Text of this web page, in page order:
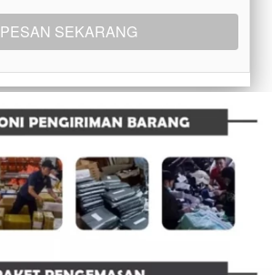
`PESAN SEKARANG